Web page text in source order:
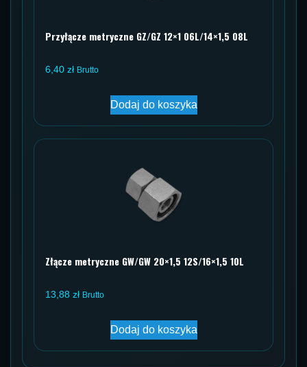
Przyłącze metryczne GZ/GZ 12×1 06L/14×1,5 08L
6,40 zł Brutto
Dodaj do koszyka
Złącze metryczne GW/GW 20×1,5 12S/16×1,5 10L
13,88 zł Brutto
Dodaj do koszyka